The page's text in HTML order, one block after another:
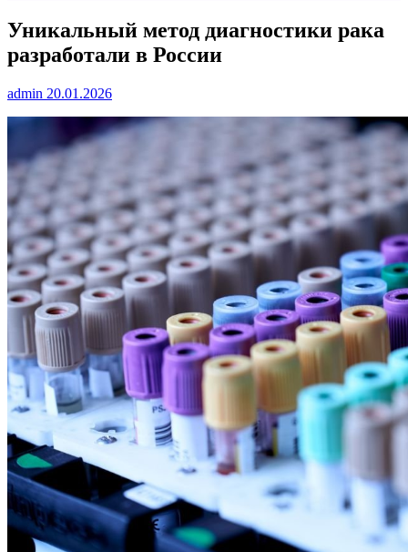
Уникальный метод диагностики рака
разработали в России
admin 20.01.2026